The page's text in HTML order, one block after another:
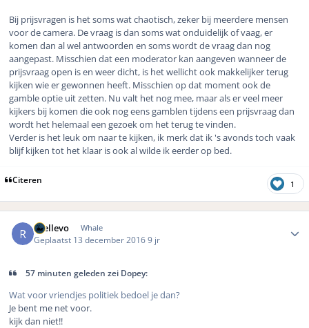
Bij prijsvragen is het soms wat chaotisch, zeker bij meerdere mensen
voor de camera. De vraag is dan soms wat onduidelijk of vaag, er
komen dan al wel antwoorden en soms wordt de vraag dan nog
aangepast. Misschien dat een moderator kan aangeven wanneer de
prijsvraag open is en weer dicht, is het wellicht ook makkelijker terug
kijken wie er gewonnen heeft. Misschien op dat moment ook de
gamble optie uit zetten. Nu valt het nog mee, maar als er veel meer
kijkers bij komen die ook nog eens gamblen tijdens een prijsvraag dan
wordt het helemaal een gezoek om het terug te vinden.
Verder is het leuk om naar te kijken, ik merk dat ik 's avonds toch vaak
blijf kijken tot het klaar is ook al wilde ik eerder op bed.
Citeren 1
rhellevo Whale
Geplaatst 13 december 20169 jr
57 minuten geleden zei Dopey:
Wat voor vriendjes politiek bedoel je dan?
Je bent me net voor.
kijk dan niet!!